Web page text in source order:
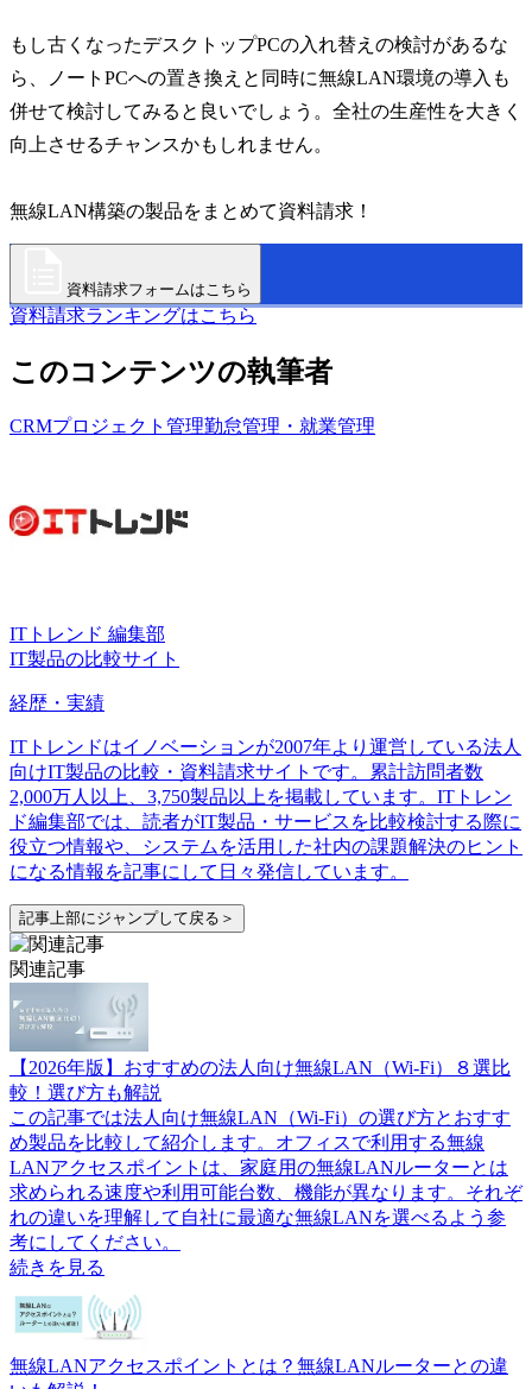
もし古くなったデスクトップPCの入れ替えの検討があるな
ら、ノートPCへの置き換えと同時に無線LAN環境の導入も
併せて検討してみると良いでしょう。全社の生産性を大きく
向上させるチャンスかもしれません。
無線LAN構築の製品をまとめて資料請求！
資料請求フォームはこちら
資料請求ランキングはこちら
このコンテンツの執筆者
CRMプロジェクト管理勤怠管理・就業管理
ITトレンド 編集部
IT製品の比較サイト
経歴・実績
ITトレンドはイノベーションが2007年より運営している法人
向けIT製品の比較・資料請求サイトです。累計訪問者数
2,000万人以上、3,750製品以上を掲載しています。ITトレン
ド編集部では、読者がIT製品・サービスを比較検討する際に
役立つ情報や、システムを活用した社内の課題解決のヒント
になる情報を記事にして日々発信しています。
記事上部にジャンプして戻る＞
関連記事
【2026年版】おすすめの法人向け無線LAN（Wi-Fi）８選比
較！選び方も解説
この記事では法人向け無線LAN（Wi-Fi）の選び方とおすす
め製品を比較して紹介します。オフィスで利用する無線
LANアクセスポイントは、家庭用の無線LANルーターとは
求められる速度や利用可能台数、機能が異なります。それぞ
れの違いを理解して自社に最適な無線LANを選べるよう参
考にしてください。
続きを見る
無線LANアクセスポイントとは？無線LANルーターとの違